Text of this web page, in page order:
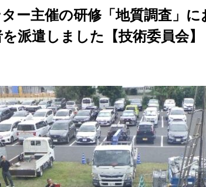
防災対策 調
ー主催の研修「地質調査」
派遣しました【技術委員会】